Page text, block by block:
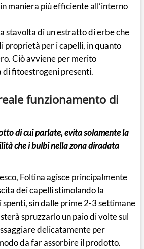
maniera più efficiente all’interno
stavolta di un estratto di erbe che
proprietà per i capelli, in quanto
Ciò avviene per merito
di fitoestrogeni presenti.
funzionamento di
di cui parlate, evita solamente la
che i bulbi nella zona diradata
Foltina agisce principalmente
dei capelli stimolando la
sin dalle prime 2-3 settimane
spruzzarlo un paio di volte sul
delicatamente per
da far assorbire il prodotto.